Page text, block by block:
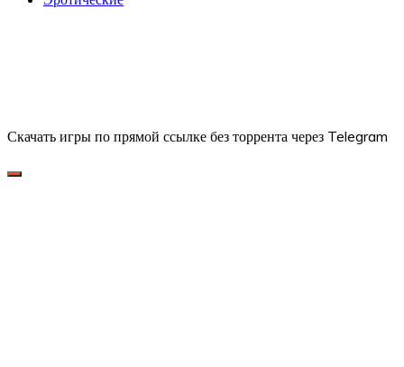
Скачать игры по прямой ссылке без торрента через Telegram